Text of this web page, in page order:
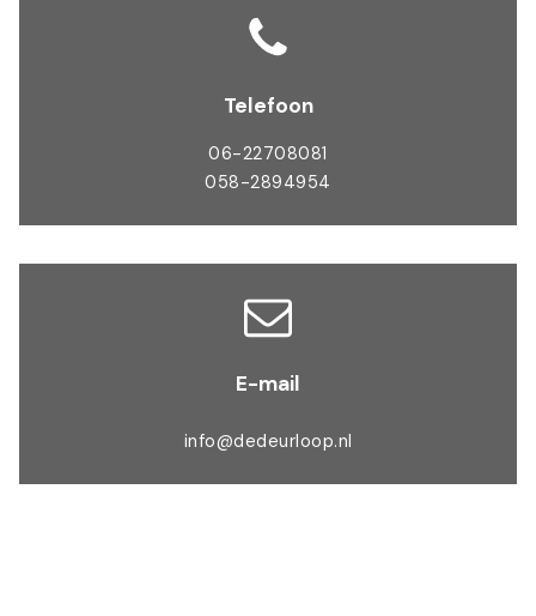
Telefoon
06-22708081
058-2894954
E-mail
info@dedeurloop.nl